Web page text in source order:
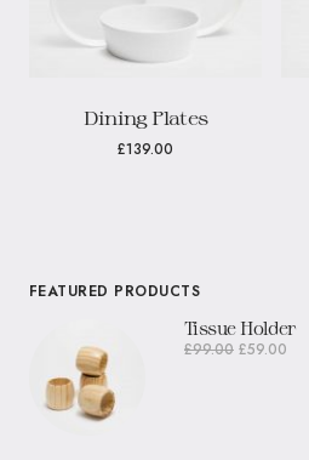
Dining Plates
£139.00
FEATURED PRODUCTS
Tissue Holder
£99.00 £59.00